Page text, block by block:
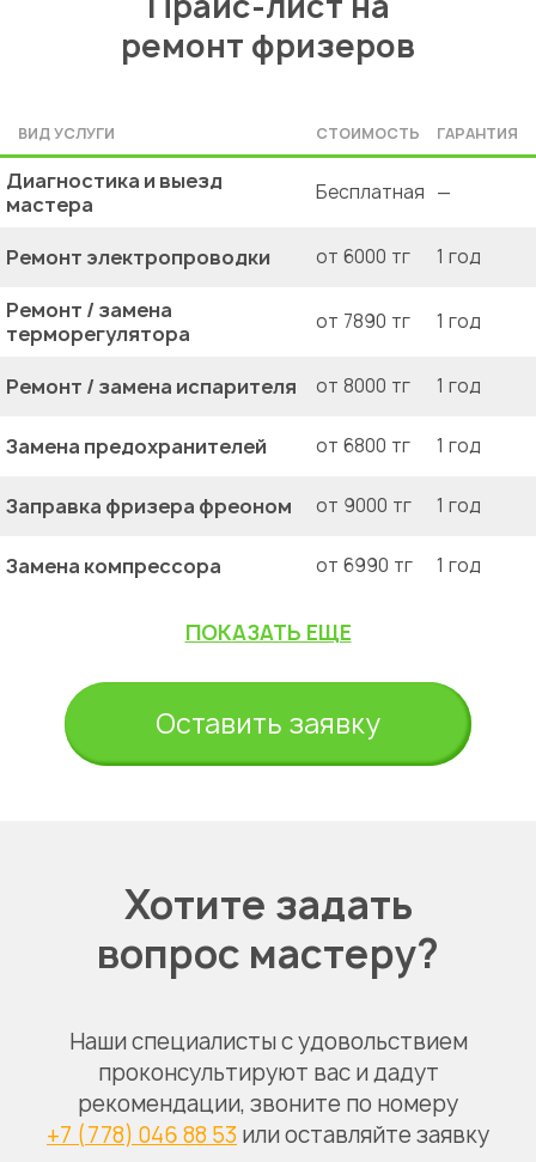
ремонт фризеров
ВИД УСЛУГИ СТОИМОСТЬ ГАРАНТИЯ
Диагностика и выезд
мастера
Бесплатная —
Ремонт электропроводки от 6000 тг 1 год
Ремонт / замена
терморегулятора
от 7890 тг 1 год
Ремонт / замена испарителя от 8000 тг 1 год
Замена предохранителей от 6800 тг 1 год
Заправка фризера фреоном от 9000 тг 1 год
Замена компрессора от 6990 тг 1 год
ПОКАЗАТЬ ЕЩЕ
Оставить заявку
Хотите задать
вопрос мастеру?
Наши специалисты с удовольствием
проконсультируют вас и дадут
рекомендации, звоните по номеру
+7 (778) 046 88 53 или оставляйте заявку